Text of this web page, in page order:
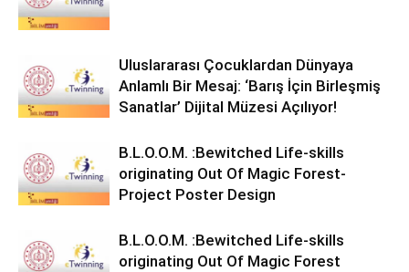
Uluslararası Çocuklardan Dünyaya
Anlamlı Bir Mesaj: ‘Barış İçin Birleşmiş
Sanatlar’ Dijital Müzesi Açılıyor!
B.L.O.O.M. :Bewitched Life-skills
originating Out Of Magic Forest-
Project Poster Design
B.L.O.O.M. :Bewitched Life-skills
originating Out Of Magic Forest